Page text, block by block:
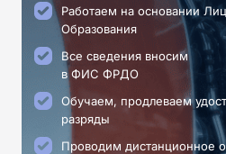
Работаем на основании
Образования
Все сведения вносим
в ФИС ФРДО
Обучаем, продлеваем
разряды
Проводим дистанционное